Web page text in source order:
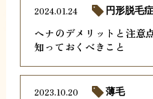
ヘナのデメリットと注意
知っておくべきこと
2024.01.24 円形脱毛症
2023.10.20 薄毛